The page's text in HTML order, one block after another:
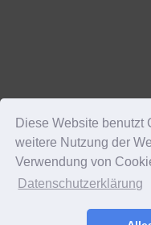
Diese Website benutzt
weitere Nutzung der
Verwendung von
Datenschutzerklärung